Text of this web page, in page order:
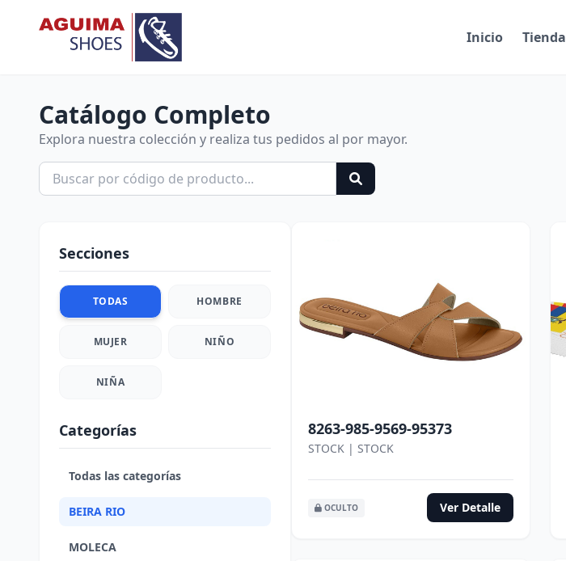
Inicio Tienda
Catálogo Completo
Explora nuestra colección y realiza tus pedidos al por mayor.
Secciones
TODAS HOMBRE
MUJER NIÑO
NIÑA
Categorías
Todas las categorías
BEIRA RIO
MOLECA
8263-985-9569-95373
STOCK | STOCK
OCULTO Ver Detalle